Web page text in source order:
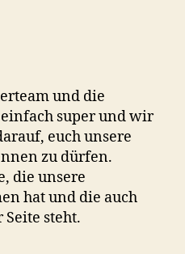
und die
super und wir
euch unsere
zu dürfen.
die unsere
hat und die auch
steht.